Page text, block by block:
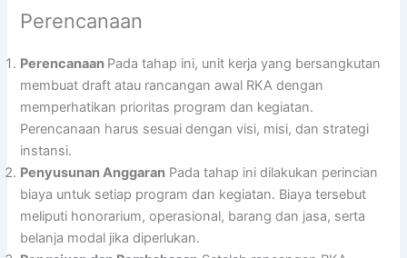
Perencanaan
Perencanaan Pada tahap ini, unit kerja yang bersangkutan
membuat draft atau rancangan awal RKA dengan
memperhatikan prioritas program dan kegiatan.
Perencanaan harus sesuai dengan visi, misi, dan strategi
instansi.
Penyusunan Anggaran Pada tahap ini dilakukan perincian
biaya untuk setiap program dan kegiatan. Biaya tersebut
meliputi honorarium, operasional, barang dan jasa, serta
belanja modal jika diperlukan.